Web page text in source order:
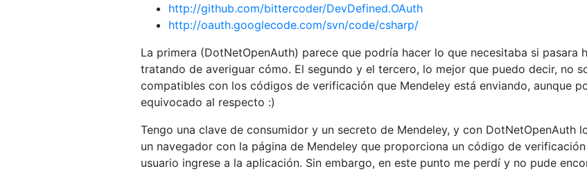
http://github.com/bittercoder/DevDefined.OAuth
http://oauth.googlecode.com/svn/code/csharp/
La primera (DotNetOpenAuth) parece que podría hacer lo que necesitaba si pasara
tratando de averiguar cómo. El segundo y el tercero, lo mejor que puedo decir, no
compatibles con los códigos de verificación que Mendeley está enviando, aunque
equivocado al respecto :)
Tengo una clave de consumidor y un secreto de Mendeley, y con DotNetOpenAuth
un navegador con la página de Mendeley que proporciona un código de
usuario ingrese a la aplicación. Sin embargo, en este punto me perdí y no pude